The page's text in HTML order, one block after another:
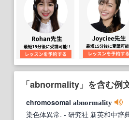
「abnormality」を含む例
chromosomal abnormality
染色体異常. - 研究社 新英和中辞